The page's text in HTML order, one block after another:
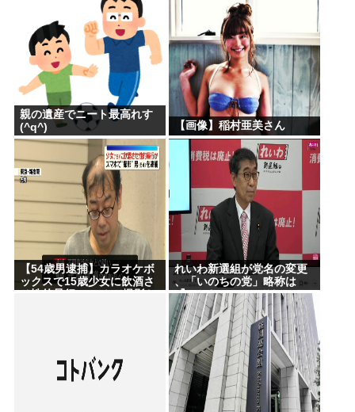
親の遺産でニート最高れす
(^q^)
【画像】稲村亜美さん
【54歳男逮捕】カラオケボ
ックスで15歳少女に飲酒さ
れいわ新選組が党名の変更
、「いのちの党」略称は
『いのち』 SNSではTIM・
ゴルゴ松本に言及「ゴルゴ
出馬確定」「党首は決ま
り」